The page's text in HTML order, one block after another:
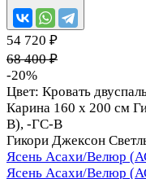
54 720 ₽
68 400 ₽
-20%
Цвет: Кровать
Карина 160 х 200 см
В), -ГС-В
Гикори Джексон
Ясень Асахи/Велюр
Ясень Асахи/Велюр